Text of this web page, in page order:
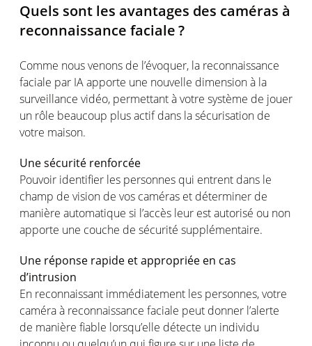
Quels sont les avantages des caméras à
reconnaissance faciale?
Comme nousvenons de l’évoquer, la reconnaissance
faciale par IAapporte une nouvelle dimension à la
surveillance vidéo, permettantàvotre système de jouer
un rôle beaucoup plusactifdans lasécurisation de
votre maison.
Unesécurité renforcée
Pouvoir identifier les personnes qui entrent dans le
champ de vision de vos caméras et déterminer de
manière automatique si l’accès leur estautorisé ou non
apporte une couche de sécurité supplémentaire.
Une réponse rapide etappropriée en cas
d’intrusion
En reconnaissant immédiatement les personnes,votre
caméraà reconnaissance faciale peut donner l’alerte
de manière fiable lorsqu’elle détecte un individu